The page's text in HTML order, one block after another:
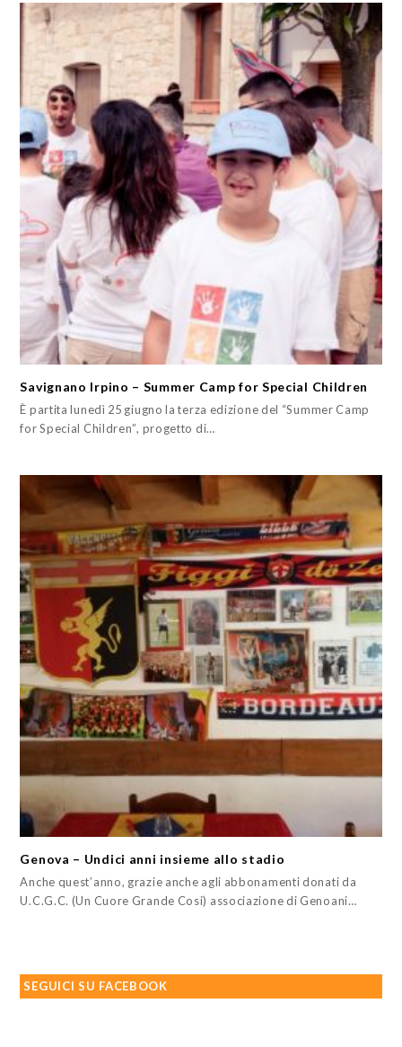
Savignano Irpino – Summer Camp for Special Children
È partita lunedì 25 giugno la terza edizione del “Summer Camp
for Special Children”, progetto di…
Genova – Undici anni insieme allo stadio
Anche quest’anno, grazie anche agli abbonamenti donati da
U.C.G.C. (Un Cuore Grande Cosi) associazione di Genoani…
SEGUICI SU FACEBOOK